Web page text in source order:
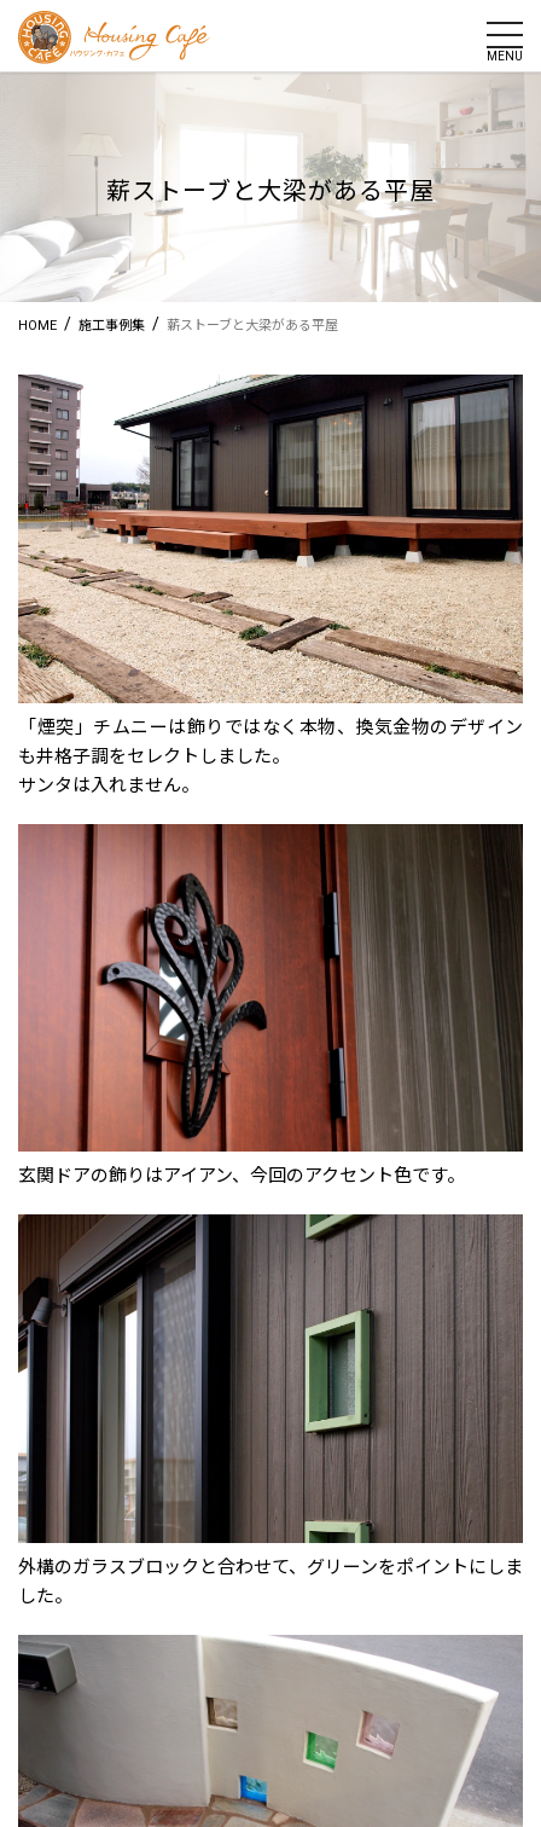
MENU
HOME / 施工事例集 / 薪ストーブと大梁がある平屋
薪ストーブと大梁がある平屋
「煙突」チムニーは飾りではなく本物、換気金物のデザイン
も井格子調をセレクトしました。
サンタは入れません。
玄関ドアの飾りはアイアン、今回のアクセント色です。
外構のガラスブロックと合わせて、グリーンをポイントにしま
した。